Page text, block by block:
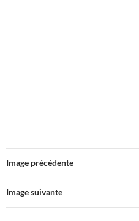
Image précédente
Image suivante